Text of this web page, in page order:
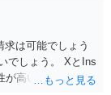
は可能でしょう
でしょう。 XとIns
が高いでしょう。